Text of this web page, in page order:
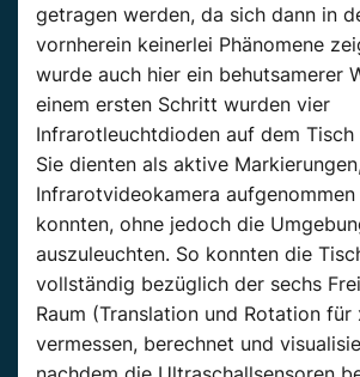
getragen werden, da sich dann in
vornherein keinerlei Phänomene
wurde auch hier ein behutsamerer
einem ersten Schritt wurden vier
Infrarotleuchtdioden auf dem Tisch
Sie dienten als aktive
Infrarotvideokamera
konnten, ohne jedoch die
auszuleuchten. So konnten die
vollständig bezüglich der sechs
Raum (Translation und Rotation für
vermessen, berechnet und